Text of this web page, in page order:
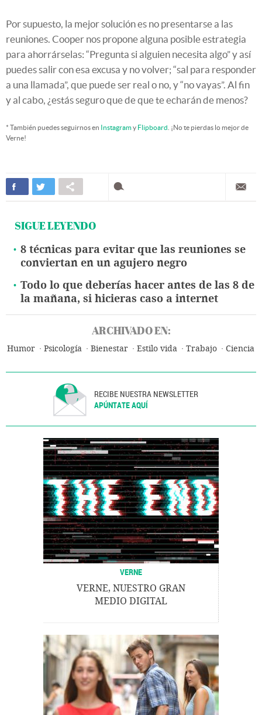
Por supuesto, la mejor solución es no presentarse a las
reuniones. Cooper nos propone alguna posible estrategia
para ahorrárselas: “Pregunta si alguien necesita algo” y así
puedes salir con esa excusa y no volver; “sal para responder
a una llamada”, que puede ser real o no, y “no vayas”. Al fin
y al cabo, ¿estás seguro que de que te echarán de menos?
* También puedes seguirnos en Instagramy Flipboard . ¡No te pierdas lo mejor de
Verne!
SIGUE LEYENDO
8 técnicas para evitar que las reuniones se
conviertan en un agujero negro
Todo lo que deberías hacer antes de las 8 de
la mañana, si hicieras caso a internet
ARCHIVADO EN:
Humor Psicología Bienestar Estilo vida Trabajo Ciencia
RECIBE NUESTRA NEWSLETTER
APÚNTATE AQUÍ
VERNE
VERNE, NUESTRO GRAN
MEDIO DIGITAL